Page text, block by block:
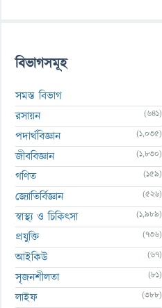
বিভাগসমূহ
সমস্ত বিভাগ
রসায়ন
(641)
পদার্থবিজ্ঞান (1,035)
জীববিজ্ঞান (1,830)
গণিত (159)
জ্যোতির্বিজ্ঞান (526)
স্বাস্থ্য ও চিকিৎসা (1,989)
প্রযুক্তি (736)
আইকিউ (67)
সৃজনশীলতা (81)
লাইফ (388)